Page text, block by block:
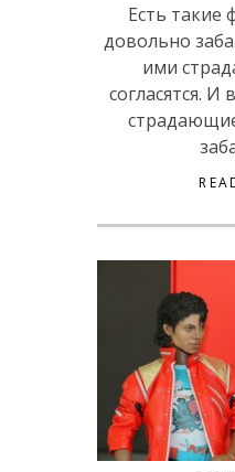
Есть такие
довольно
ими
согласятся.